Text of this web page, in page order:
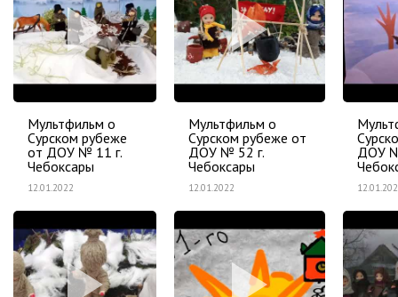
Мультфильм о
Сурском рубеже
от ДОУ № 11 г.
Чебоксары
12.01.2022
Мультфильм о
Сурском рубеже от
ДОУ № 52 г.
Чебоксары
12.01.2022
ДОУ